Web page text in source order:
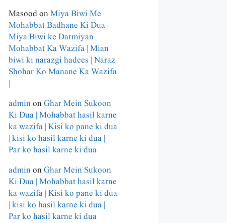
MasoodonMiya Biwi Me
Mohabbat Badhane Ki Dua |
Miya Biwi ke Darmiyan
Mohabbat Ka Wazifa | Mian
biwi ki narazgi hadees | Naraz
Shohar Ko Manane Ka Wazifa
|
adminonGhar Mein Sukoon
Ki Dua | Mohabbat hasil karne
ka wazifa | Kisi ko pane ki dua
| kisi ko hasil karne ki dua |
Par ko hasil karne ki dua
adminonGhar Mein Sukoon
Ki Dua | Mohabbat hasil karne
ka wazifa | Kisi ko pane ki dua
| kisi ko hasil karne ki dua |
Par ko hasil karne ki dua